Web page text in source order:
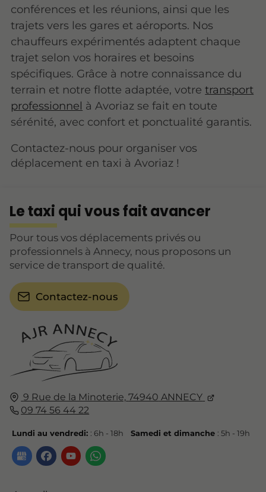
conférences et les réunions, ainsi que les
trajets vers les gares et aéroports. Nos
chauffeurs expérimentés adaptent chaque
trajet selon vos horaires et besoins
spécifiques. Grâce à notre connaissance du
terrain et notre flotte adaptée, votretransport
professionnel à Avoriaz se fait en toute
sérénité, avec confort et ponctualité garantis.
Contactez-nous pour organiser vos
déplacement en taxi à Avoriaz !
9 Rue de la Minoterie, 74940 ANNECY
09 74 56 44 22
Lundi au vendredi: : 6h - 18h Samedi et dimanche : 5h - 19h
Le taxi qui vous fait avancer
Pour tous vos déplacements privés ou
professionnels à Annecy, nous proposons un
service de transport de qualité.
Contactez-nous